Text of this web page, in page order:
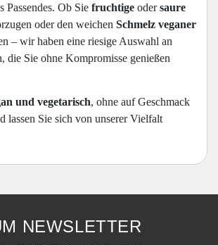
Passendes. Ob Sie fruchtige odersaure
oder den weichen Schmelz veganer
– wir haben eine riesige Auswahl an
die Sie ohne Kompromisse genießen
und vegetarisch, ohne auf Geschmack
lassen Sie sich von unserer Vielfalt
NEWSLETTER